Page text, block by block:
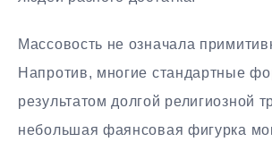
Массовость не означала
Напротив, многие стандартные
результатом долгой религиозной
небольшая фаянсовая фигурка